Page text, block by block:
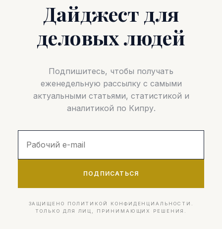
Дайджест для
деловых людей
Подпишитесь, чтобы получать
еженедельную рассылку с самыми
актуальными статьями, статистикой и
аналитикой по Кипру.
ПОДПИСАТЬСЯ
ЗАЩИЩЕНО ПОЛИТИКОЙ КОНФИДЕНЦИАЛЬНОСТИ.
ТОЛЬКО ДЛЯ ЛИЦ, ПРИНИМАЮЩИХ РЕШЕНИЯ.